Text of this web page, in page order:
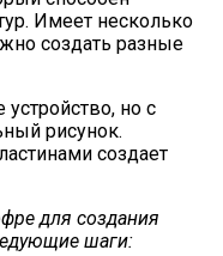
Имеет несколько
создать разные
устройство, но с
рисунок.
создает
для создания
шаги: